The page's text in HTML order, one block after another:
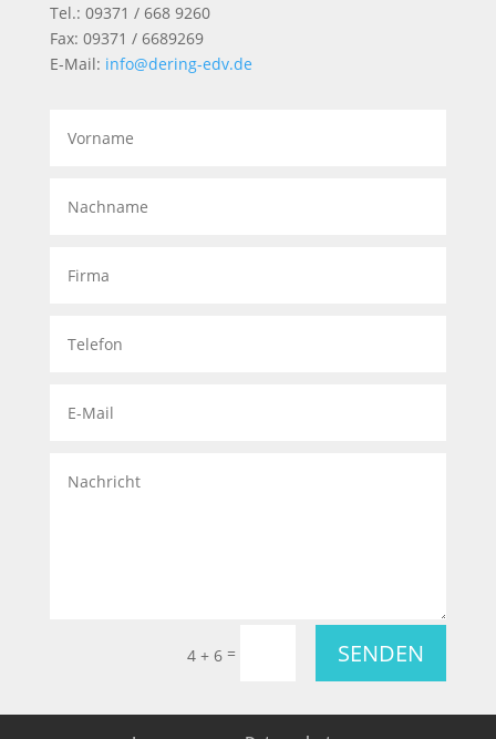
Tel.: 09371 / 668 9260
Fax: 09371 / 6689269
E-Mail: info@dering-edv.de
4 + 6 = SENDEN